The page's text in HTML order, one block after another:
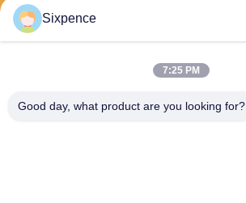
Sixpence
7:25 PM
Good day, what product are you looking for?